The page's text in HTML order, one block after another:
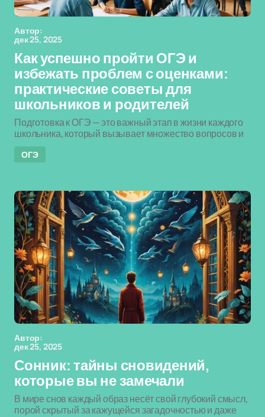
Автор:
дек 25, 2025
Как успешно пройти ОГЭ и
избежать проблем с оценками:
практические советы для
школьников и родителей
Подготовка к ОГЭ — это важный этап в жизни каждого
школьника, который вызывает множество вопросов и
ОГЭ
Автор:
дек 25, 2025
Сонник: тайны сновидений,
которые вы не замечали
В мире снов каждый образ несёт свой глубокий смысл,
порой скрытый за кажущейся загадочностью и даже